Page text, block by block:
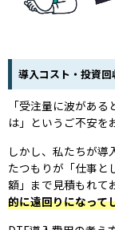
導入コスト・投資回
「受注量に波があ
は」というご不安を
しかし、私たちが導
たつもりが「仕事と
額」まで見積もれて
的に遠回りになって